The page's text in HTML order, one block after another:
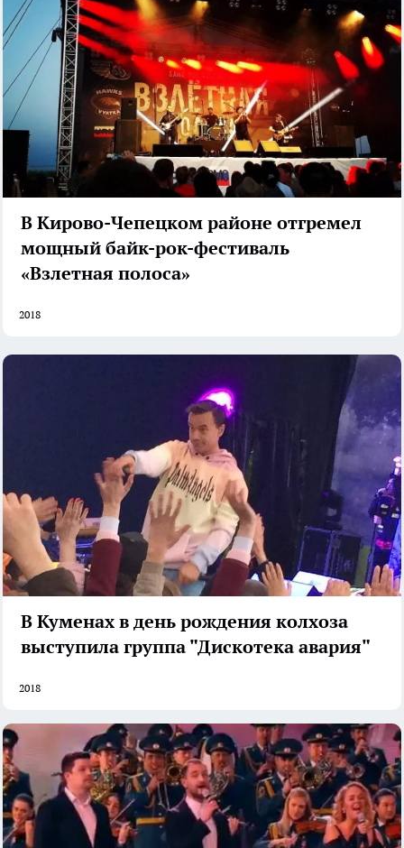
В Кирово-Чепецком районе отгремел
мощный байк-рок-фестиваль
«Взлетная полоса»
2018
В Куменах в день рождения колхоза
выступила группа "Дискотека авария"
2018